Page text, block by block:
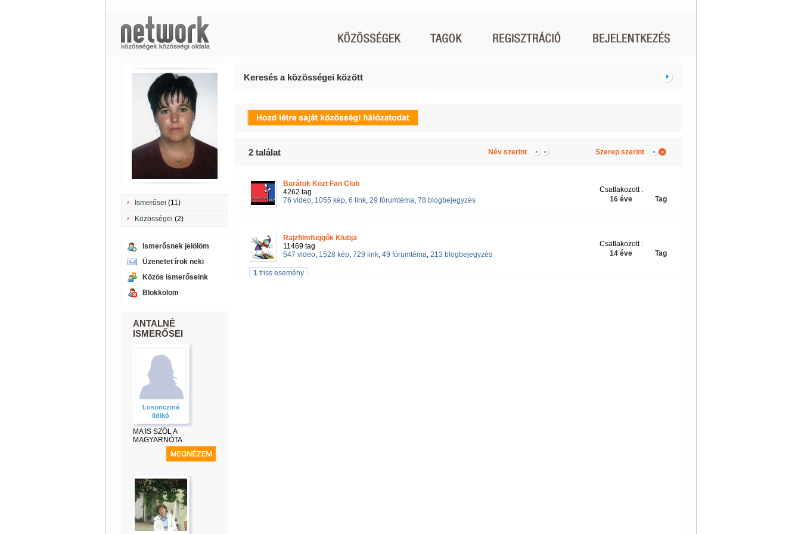
Ismerősei (11)
Közösségei (2)
Ismerősnek jelölöm
Üzenetet írok neki
Közös ismerőseink
Blokkolom
ANTALNÉ
ISMERŐSEI
Losoncziné
Ildikó
MA IS SZÓL A
MAGYARNÓTA
Keresés a közösségei között
2találat Név szerint Szerep szerint
Barátok Közt Fan Club
4262 tag
76 video, 1055 kép, 6 link, 29 fórumtéma, 78 blogbejegyzés Tag
Csatlakozott :
16 éve
Rajzfilmfüggők Klubja
11469 tag
547 video, 1528 kép, 729 link, 49 fórumtéma, 213 blogbejegyzés Tag
Csatlakozott :
14 éve
1friss esemény